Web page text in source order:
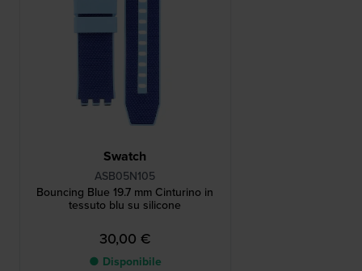
Swatch
ASB05N105
Bouncing Blue 19.7 mm Cinturino in
tessuto blu su silicone
30,00 €
● Disponibile